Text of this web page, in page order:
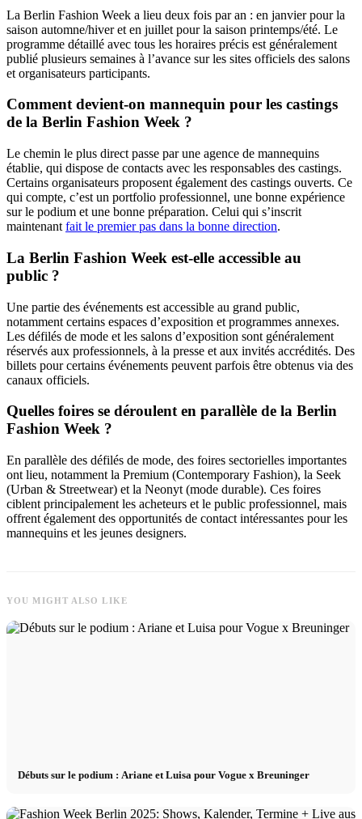
La Berlin Fashion Week a lieu deux fois par an : en janvier pour la
saison automne/hiver et en juillet pour la saison printemps/été. Le
programme détaillé avec tous les horaires précis est généralement
publié plusieurs semaines à l’avance sur les sites officiels des salons
et organisateurs participants.
Comment devient-on mannequin pour les castings
de la Berlin Fashion Week ?
Le chemin le plus direct passe par une agence de mannequins
établie, qui dispose de contacts avec les responsables des castings.
Certains organisateurs proposent également des castings ouverts. Ce
qui compte, c’est un portfolio professionnel, une bonne expérience
sur le podium et une bonne préparation. Celui qui s’inscrit
maintenant fait le premier pas dans la bonne direction.
La Berlin Fashion Week est-elle accessible au
public ?
Une partie des événements est accessible au grand public,
notamment certains espaces d’exposition et programmes annexes.
Les défilés de mode et les salons d’exposition sont généralement
réservés aux professionnels, à la presse et aux invités accrédités. Des
billets pour certains événements peuvent parfois être obtenus via des
canaux officiels.
Quelles foires se déroulent en parallèle de la Berlin
Fashion Week ?
En parallèle des défilés de mode, des foires sectorielles importantes
ont lieu, notamment la Premium (Contemporary Fashion), la Seek
(Urban & Streetwear) et la Neonyt (mode durable). Ces foires
ciblent principalement les acheteurs et le public professionnel, mais
offrent également des opportunités de contact intéressantes pour les
mannequins et les jeunes designers.
YOU MIGHT ALSO LIKE
Débuts sur le podium : Ariane et Luisa pour Vogue x Breuninger